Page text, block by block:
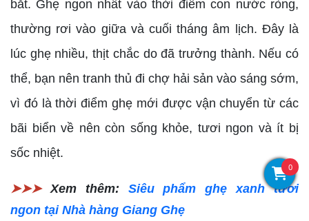
bắt. Ghẹ ngon nhất vào thời điểm con nước ròng,
thường rơi vào giữa và cuối tháng âm lịch. Đây là
lúc ghẹ nhiều, thịt chắc do đã trưởng thành. Nếu có
thể, bạn nên tranh thủ đi chợ hải sản vào sáng sớm,
vì đó là thời điểm ghẹ mới được vận chuyển từ các
bãi biển về nên còn sống khỏe, tươi ngon và ít bị
sốc nhiệt.
➤➤➤Xem thêm: Siêu phẩm ghẹ xanh tươi
ngon tại Nhà hàng Giang Ghẹ
0